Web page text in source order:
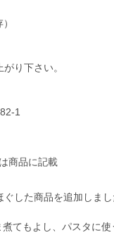
り下さい。
1
商品に記載
した商品を追加しまし
てもよし、パスタに使